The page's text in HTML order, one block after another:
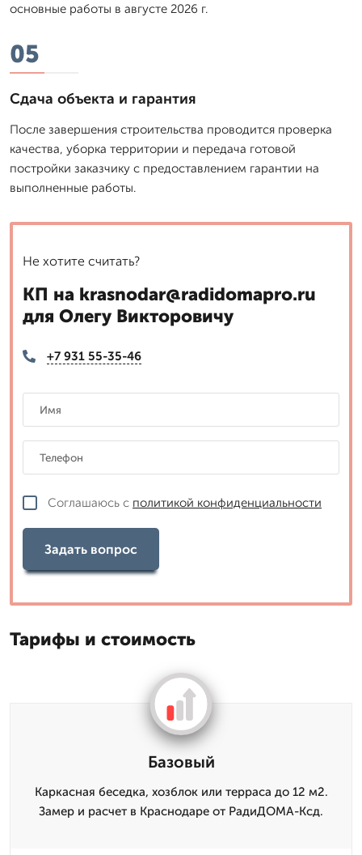
основные работы в августе 2026 г.
05
Сдача объекта и гарантия
После завершения строительства проводится проверка
качества, уборка территории и передача готовой
постройки заказчику с предоставлением гарантии на
выполненные работы.
Не хотите считать?
КП на krasnodar@radidomapro.ru
для Олегу Викторовичу
+7 931 55-35-46
Соглашаюсь с политикой конфиденциальности
Задать вопрос
Тарифы и стоимость
Базовый
Каркасная беседка, хозблок или терраса до 12 м2.
Замер и расчет в Краснодаре от РадиДОМА-Ксд.